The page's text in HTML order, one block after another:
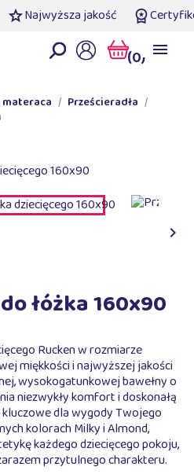
Najwyższa jakość
(0)
Prześcieradła

łóżka 160x90
Rucken w rozmiarze
miękkości i najwyższej jakości
wysokogatunkowej bawełny o
niezwykły komfort i doskonałą
dla wygody Twojego
kolorach Milky i Almond,
każdego dziecięcego pokoju,
przytulnego charakteru.